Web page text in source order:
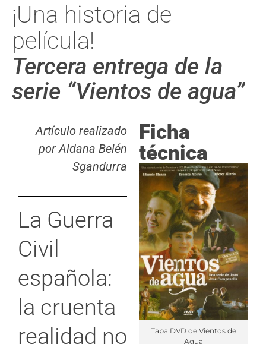
¡Una historia de
película!
Tercera entrega de la
serie “Vientos de agua”
Artículo realizado
por Aldana Belén
Sgandurra
La Guerra
Civil
española:
la cruenta
realidad no
Ficha
técnica
Tapa DVD de Vientos de
Agua